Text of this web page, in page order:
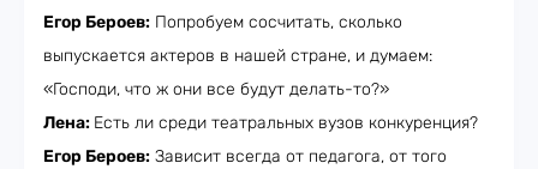
Егор Бероев: Попробуем сосчитать, сколько
выпускается актеров в нашей стране, и думаем:
«Господи, что ж они все будут делать-то?»
Лена: Есть ли среди театральных вузов конкуренция?
Егор Бероев: Зависит всегда от педагога, от того